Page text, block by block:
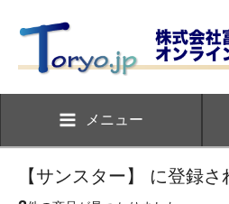
メニュー
【サンスター】 に登録